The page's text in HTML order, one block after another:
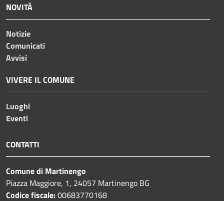
NOVITÀ
Notizie
Comunicati
Avvisi
VIVERE IL COMUNE
Luoghi
Eventi
CONTATTI
Comune di Martinengo
Piazza Maggiore, 1, 24057 Martinengo BG
Codice fiscale:00683770168